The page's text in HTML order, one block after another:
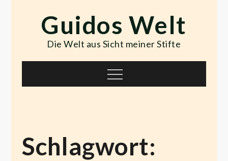
contentGuidos Welt
Die Welt aus Sicht meiner Stifte
Menu
Schlagwort: